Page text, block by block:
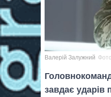
Валерій Залужний
завдає ударів